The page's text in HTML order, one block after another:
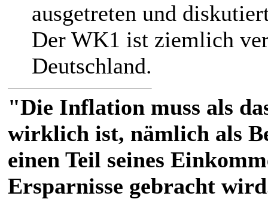
ausgetreten und
Der WK1 ist ziemlich
Deutschland.
"Die Inflation muss als
wirklich ist, nämlich als
einen Teil seines
Ersparnisse gebracht